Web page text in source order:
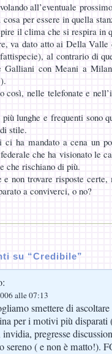
all’eventuale
per essere in quella
il clima che si respira in
va dato atto ai Della Valle
al contrario di
con Meani a
così, nelle telefonate e
lunghe e frequenti sono
stile.
ha mandato a cena un
che ha visionato le
che rischiano di più.
non trovare risposte
a conviverci, o no?
su “Credibile”
alle 07:13
smettere di
per i motivi più
pregresse
sereno ( e non è